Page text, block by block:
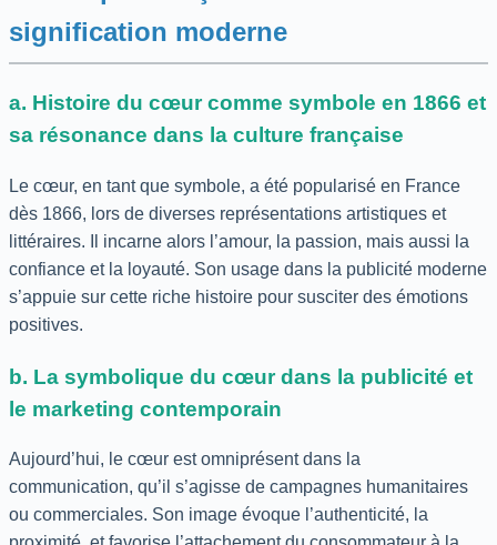
signification moderne
a. Histoire du cœur comme symbole en 1866 et
sa résonance dans la culture française
Le cœur, en tant que symbole, a été popularisé en France
dès 1866, lors de diverses représentations artistiques et
littéraires. Il incarne alors l’amour, la passion, mais aussi la
confiance et la loyauté. Son usage dans la publicité moderne
s’appuie sur cette riche histoire pour susciter des émotions
positives.
b. La symbolique du cœur dans la publicité et
le marketing contemporain
Aujourd’hui, le cœur est omniprésent dans la
communication, qu’il s’agisse de campagnes humanitaires
ou commerciales. Son image évoque l’authenticité, la